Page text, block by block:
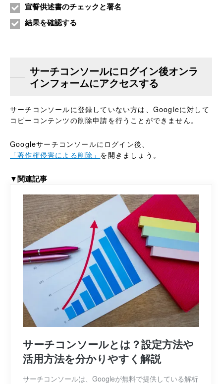
宣誓供述書のチェックと署名
結果を確認する
サーチコンソールにログイン後オンラ
インフォームにアクセスする
サーチコンソールに登録していない方は、Googleに対して
コピーコンテンツの削除申請を行うことができません。
Googleサーチコンソールにログイン後、
「著作権侵害による削除」 を開きましょう。
▼関連記事
サーチコンソールとは？設定方法や
活用方法を分かりやすく解説
サーチコンソールは、Googleが無料で提供している解析